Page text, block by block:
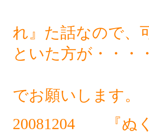
れ』た話なので、
といた方が・・・
でお願いします。
20081204
『ぬ